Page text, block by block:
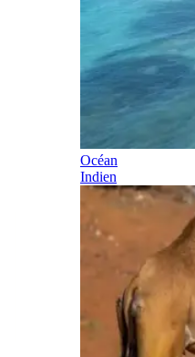
Océan
Indien